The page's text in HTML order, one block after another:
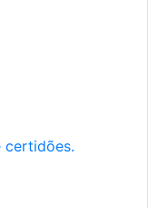
certidões.